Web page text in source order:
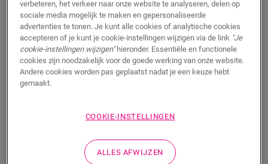
Wil je deze vloer graag in het echt te zien? Zit je nog
met vragen? Geen probleem! Er is altijd een Quick-Step
verkooppunt in je buurt.
Weet je niet zeker of deze vloer bij je stijl en
verbeteren, het verkeer naar onze website te analyseren, delen op
sociale media mogelijk te maken en gepersonaliseerde
advertenties te tonen. Je kunt alle cookies of analytische cookies
accepteren of je kunt je cookie-instellingen wijzigen via de link "Je
cookie-instellingen wijzigen"hieronder. Essentiële en functionele
cookies zijn noodzakelijk voor de goede werking van onze website.
Andere cookies worden pas geplaatst nadat je een keuze hebt
gemaakt.
COOKIE-INSTELLINGEN
ALLES AFWIJZEN